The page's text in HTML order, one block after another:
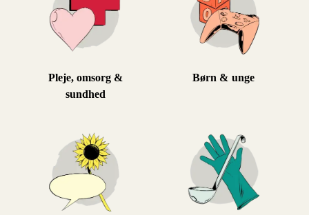
Pleje, omsorg &
sundhed
Børn & unge